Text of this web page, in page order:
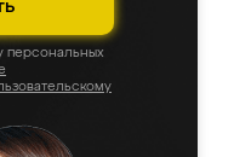
персональных